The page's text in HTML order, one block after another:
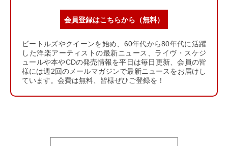
会員登録はこちらから（無料）
ビートルズやクイーンを始め、60年代から80年代に活躍
した洋楽アーティストの最新ニュース、ライヴ・スケジ
ュールや本やCDの発売情報を平日は毎日更新、会員の皆
様には週2回のメールマガジンで最新ニュースをお届けし
ています。会費は無料、皆様ぜひご登録を！